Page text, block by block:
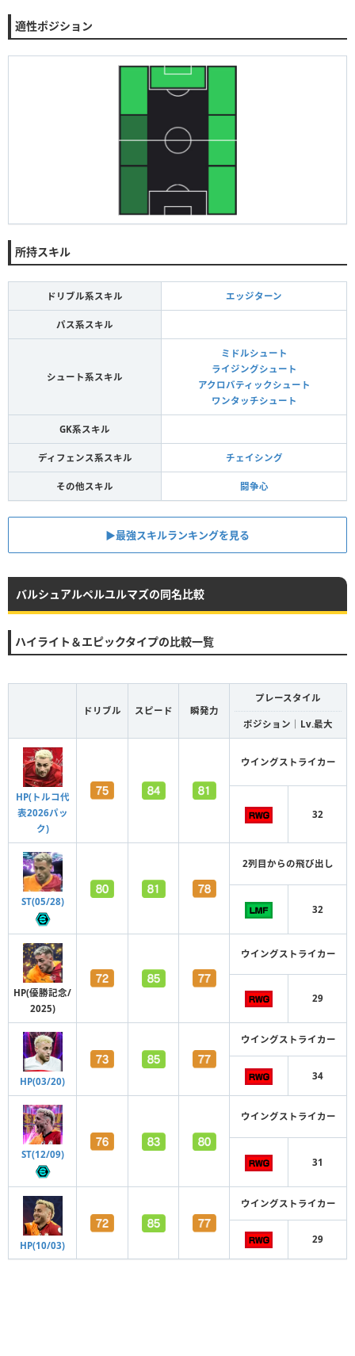
適性ポジション
所持スキル
ドリブル系スキル エッジターン
パス系スキル
シュート系スキル
ミドルシュート
ライジングシュート
アクロバティックシュート
ワンタッチシュート
GK系スキル
ディフェンス系スキル チェイシング
その他スキル 闘争心
▶︎最強スキルランキングを見る
バルシュアルペルユルマズの同名比較
ハイライト＆エピックタイプの比較一覧
ドリブル スピード 瞬発力
プレースタイル
ポジション｜Lv.最大
HP(トルコ代
表2026パッ
ク)
ウイングストライカー
32
ST(05/28)
2列目からの飛び出し
32
HP(優勝記念/
2025)
ウイングストライカー
29
HP(03/20)
ウイングストライカー
34
ST(12/09)
ウイングストライカー
31
HP(10/03)
ウイングストライカー
29